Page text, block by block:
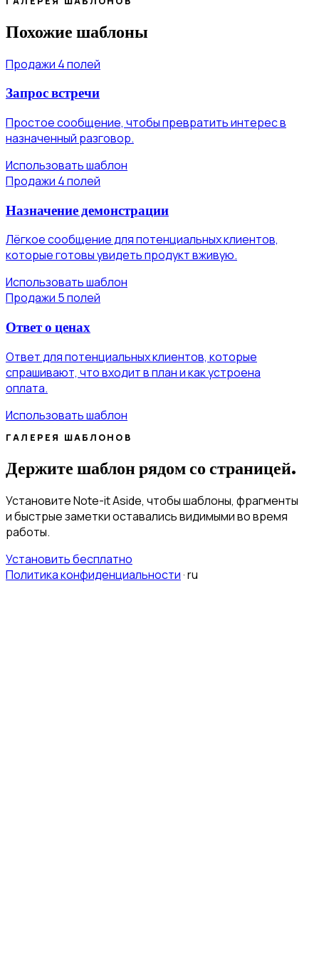
Похожие шаблоны
Продажи 4 полей
Запрос встречи
Простое сообщение, чтобы превратить интерес в
назначенный разговор.
Использовать шаблон
Продажи 4 полей
Назначение демонстрации
Лёгкое сообщение для потенциальных клиентов,
которые готовы увидеть продукт вживую.
Использовать шаблон
Продажи 5 полей
Ответ о ценах
Ответ для потенциальных клиентов, которые
спрашивают, что входит в план и как устроена
оплата.
Использовать шаблон
ГАЛЕРЕЯ ШАБЛОНОВ
Держите шаблон рядом со страницей.
Установите Note-it Aside, чтобы шаблоны, фрагменты
и быстрые заметки оставались видимыми во время
работы.
Установить бесплатно
Политика конфиденциальности·ru